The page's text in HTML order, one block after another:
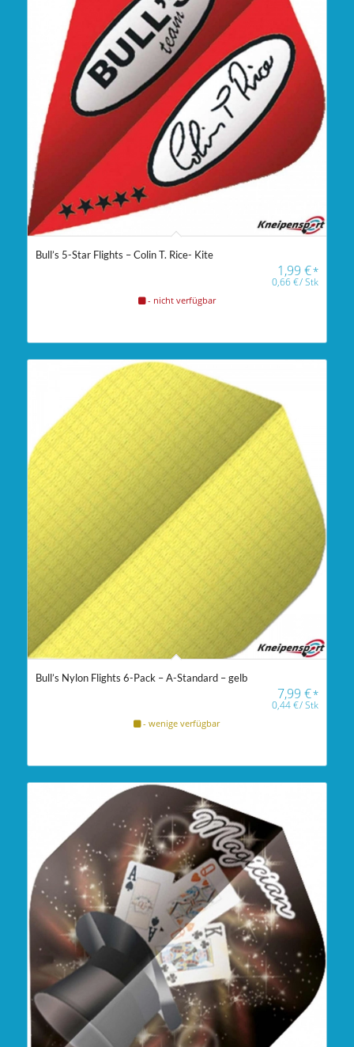
Bull’s 5-Star Flights – Colin T. Rice- Kite
1,99€*
0,66€/Stk
- nicht verfügbar
Bull’s Nylon Flights 6-Pack – A-Standard – gelb
7,99€*
0,44€/Stk
- wenige verfügbar